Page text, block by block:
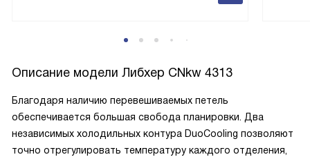
Описание модели Либхер CNkw 4313
Благодаря наличию перевешиваемых петель
обеспечивается большая свобода планировки. Два
независимых холодильных контура DuoCooling позволяют
точно отрегулировать температуру каждого отделения,